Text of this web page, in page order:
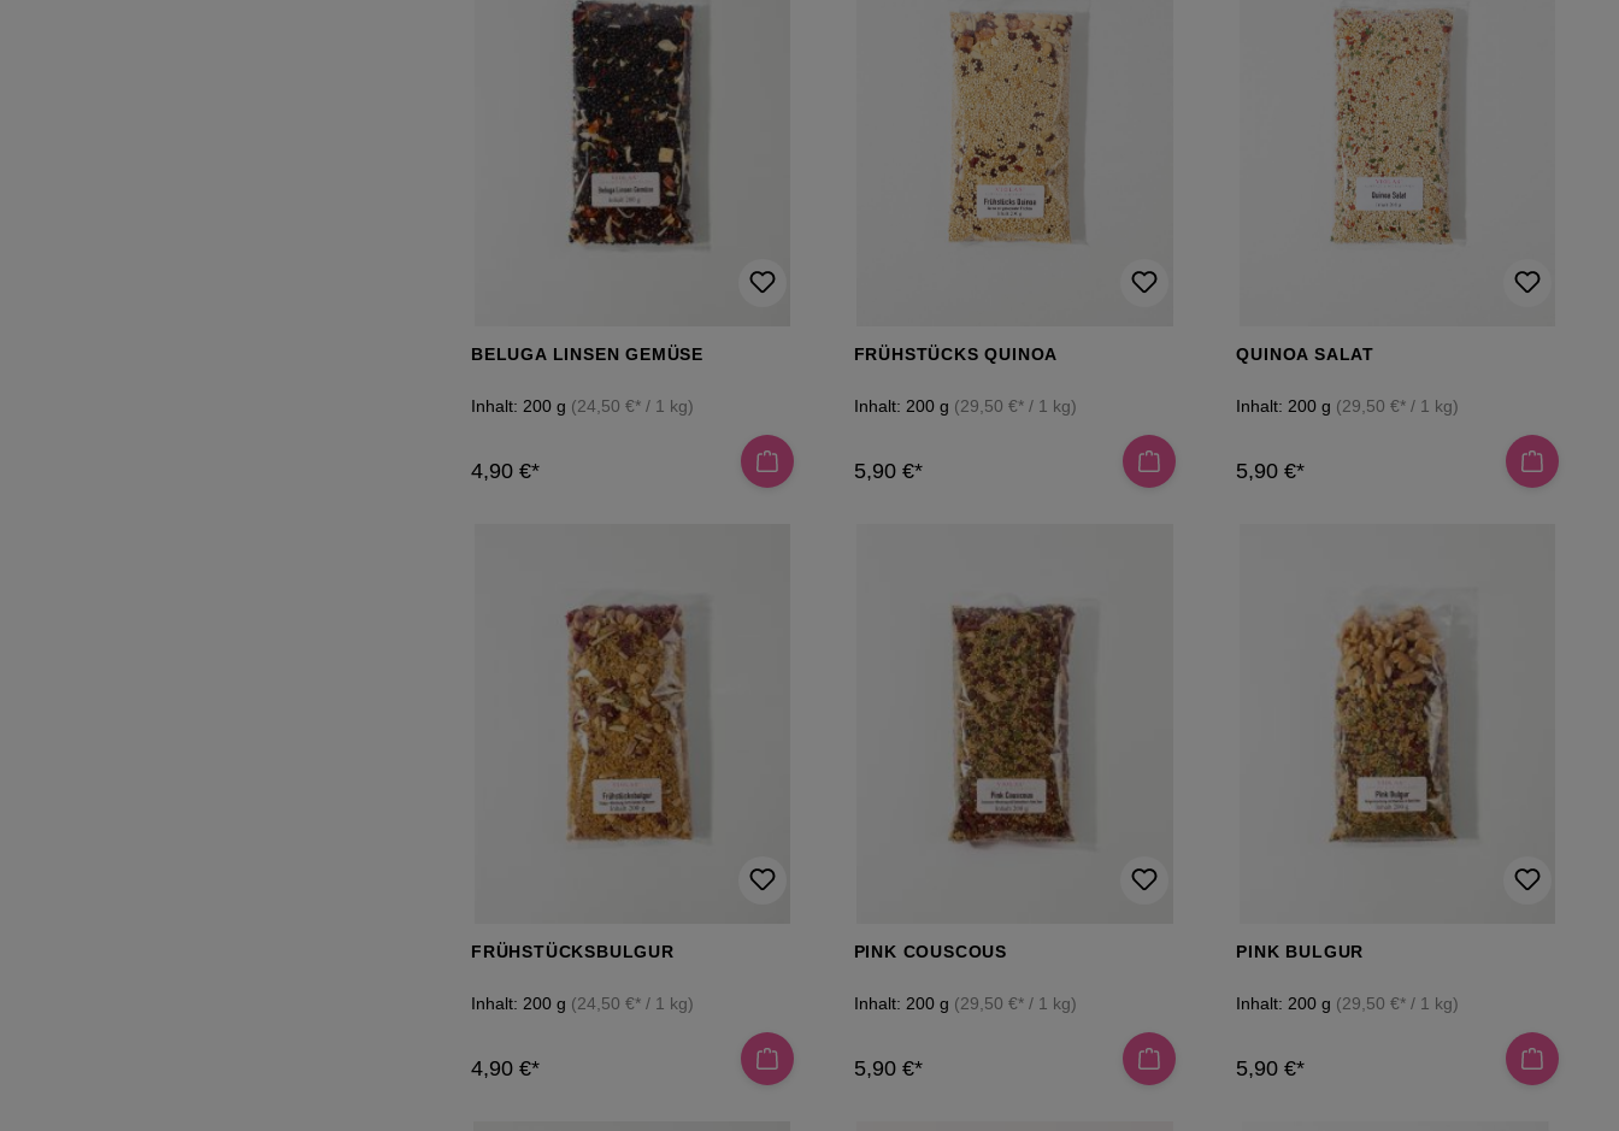
BELUGA LINSEN GEMÜSE
Inhalt: 200 g (24,50 €* / 1 kg)
4,90 €*
FRÜHSTÜCKS QUINOA
Inhalt: 200 g (29,50 €* / 1 kg)
5,90 €*
QUINOA SALAT
Inhalt: 200 g (29,50 €* / 1 kg)
5,90 €*
FRÜHSTÜCKSBULGUR
Inhalt: 200 g (24,50 €* / 1 kg)
4,90 €*
PINK COUSCOUS
Inhalt: 200 g (29,50 €* / 1 kg)
5,90 €*
PINK BULGUR
Inhalt: 200 g (29,50 €* / 1 kg)
5,90 €*